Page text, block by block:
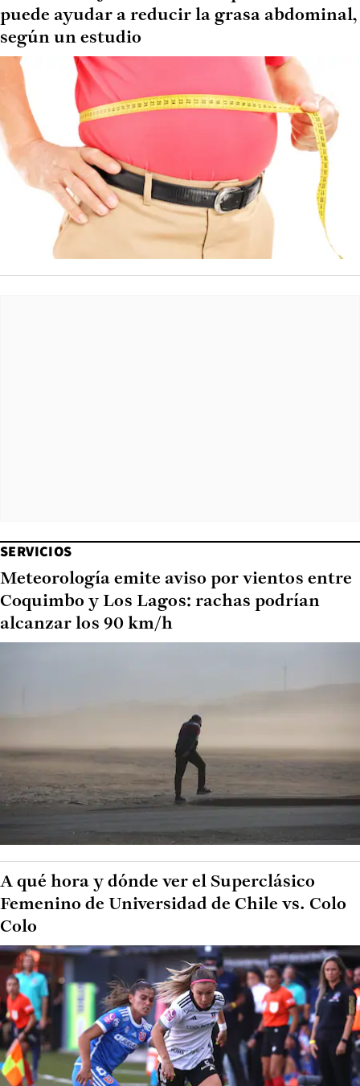
puede ayudar a reducir la grasa abdominal,
según un estudio
SERVICIOS
Meteorología emite aviso por vientos entre
Coquimbo y Los Lagos: rachas podrían
alcanzar los 90 km/h
A qué hora y dónde ver el Superclásico
Femenino de Universidad de Chile vs. Colo
Colo